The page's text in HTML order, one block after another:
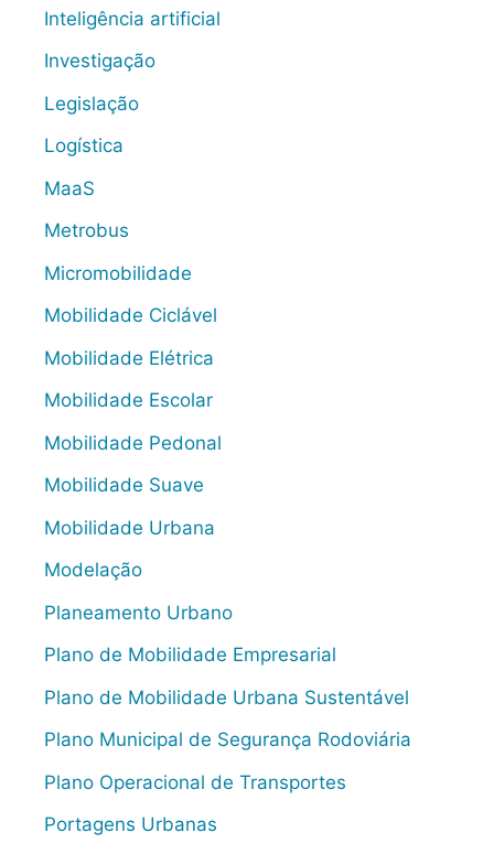
Inteligência artificial
Investigação
Legislação
Logística
MaaS
Metrobus
Micromobilidade
Mobilidade Ciclável
Mobilidade Elétrica
Mobilidade Escolar
Mobilidade Pedonal
Mobilidade Suave
Mobilidade Urbana
Modelação
Planeamento Urbano
Plano de Mobilidade Empresarial
Plano de Mobilidade Urbana Sustentável
Plano Municipal de Segurança Rodoviária
Plano Operacional de Transportes
Portagens Urbanas